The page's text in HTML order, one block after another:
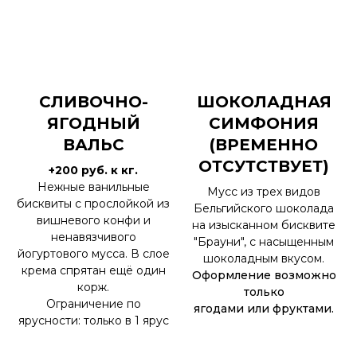
СЛИВОЧНО-
ЯГОДНЫЙ
ВАЛЬС
+200 руб. к кг.
Нежные ванильные
бисквиты с прослойкой из
вишневого конфи и
ненавязчивого
йогуртового мусса. В слое
крема спрятан ещё один
корж.
Ограничение по
ярусности: только в 1 ярус
ШОКОЛАДНАЯ
СИМФОНИЯ
(ВРЕМЕННО
ОТСУТСТВУЕТ)
Мусс из трех видов
Бельгийского шоколада
на изысканном бисквите
"Брауни", с насыщенным
шоколадным вкусом.
Оформление возможно
только
ягодами или фруктами.